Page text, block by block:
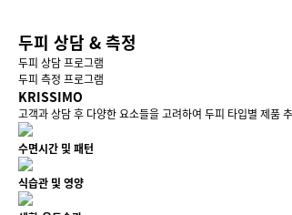
두피 상담 & 측정
두피 상담 프로그램
두피 측정 프로그램
KRISSIMO
고객과 상담 후 다양한 요소들을 고려하여 두피 타입별 제품
수면시간 및 패턴
식습관 및 영양